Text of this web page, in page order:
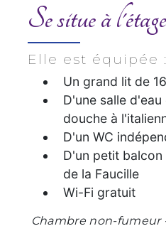
Se situe à l'étage
Elle est équipée :
Un grand lit de
D'une salle
douche à
D'un WC
D'un petit
de la Faucille
Wi-Fi gratuit
Chambre non-fumeur